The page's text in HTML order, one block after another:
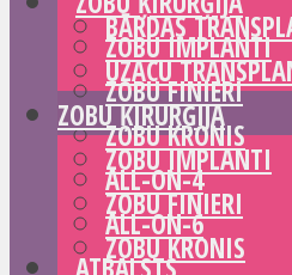
ZOBU IMPLANTI
ZOBU FINIERI
ZOBU KRONIS
ALL-ON-4
ALL-ON-6
BĀRDAS
UZACU
ZOBU ĶIRURĢIJA
ZOBU IMPLANTI
ZOBU FINIERI
ZOBU KRONIS